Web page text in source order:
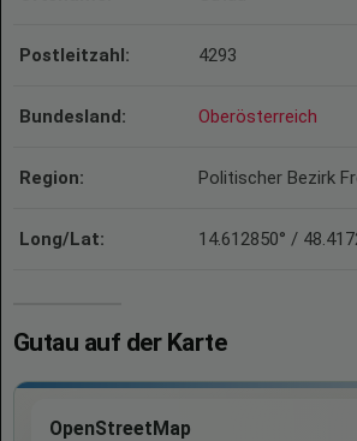
Postleitzahl: 4293
Bundesland: Oberösterreich
Region: Politischer Bezirk
Long/Lat: 14.612850° /
Gutau auf der Karte
OpenStreetMap